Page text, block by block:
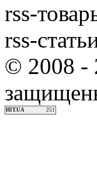
rss-
rss-
© 2008 -
HIT.UA 251